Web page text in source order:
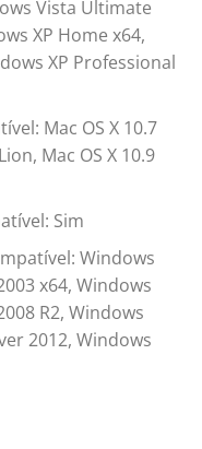
Vista Ultimate
XP Home x64,
XP Professional
Mac OS X 10.7
Mac OS X 10.9
Sim
Windows
x64, Windows
R2, Windows
2012, Windows